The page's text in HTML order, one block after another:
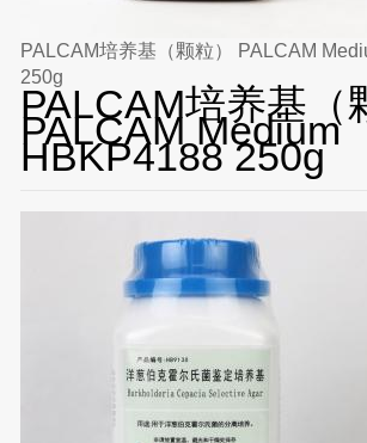
PALCAM培养基（颗粒） PALCAM Medium
250g
PALCAM培养基（
PALCAM Medium
HBKP4188 250g